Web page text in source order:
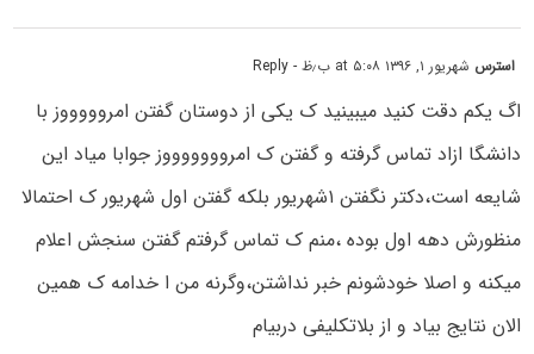
استرس شهریور ۱, ۱۳۹۶ at ۵:۰۸ ب٫ظ - Reply
اگ یکم دقت کنید میبینید ک یکی از دوستان گفتن امروووووز با
دانشگا ازاد تماس گرفته و گفتن ک امروووووووز جوابا میاد این
شایعه است،دکتر نگفتن ۱شهریور بلکه گفتن اول شهریور ک احتمالا
منظورش دهه اول بوده ،منم ک تماس گرفتم گفتن سنجش اعلام
میکنه و اصلا خودشونم خبر نداشتن،وگرنه من ا خدامه ک همین
الان نتایج بیاد و از بلاتکلیفی دربیام